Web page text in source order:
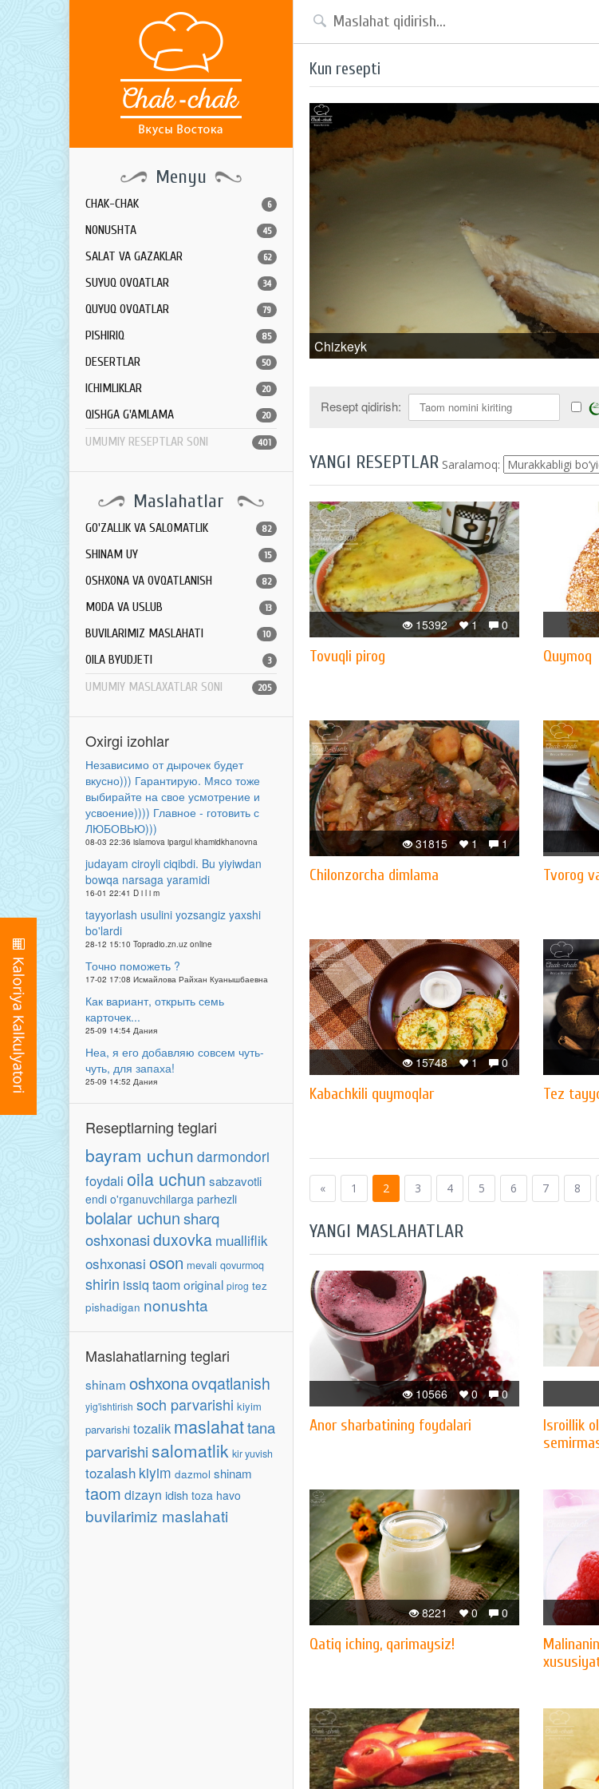
Menyu
CHAK-CHAK 6
NONUSHTA 45
SALAT VA GAZAKLAR 62
SUYUQ OVQATLAR 34
QUYUQ OVQATLAR 79
PISHIRIQ 85
DESERTLAR 50
ICHIMLIKLAR 20
QISHGA G'AMLAMA 20
UMUMIY RESEPTLAR SONI 401
Maslahatlar
GO'ZALLIK VA SALOMATLIK 82
SHINAM UY 15
OSHXONA VA OVQATLANISH 82
MODA VA USLUB 13
BUVILARIMIZ MASLAHATI 10
OILA BYUDJETI 3
UMUMIY MASLAXATLAR SONI 205
Oxirgi izohlar
Независимо от дырочек будет
вкусно))) Гарантирую. Мясо тоже
выбирайте на свое усмотрение и
усвоение)))) Главное - готовить с
ЛЮБОВЬЮ)))
08-03 22:36 islamova ipargul khamidkhanovna
judayam ciroyli ciqibdi. Bu yiyiwdan
bowqa narsaga yaramidi
16-01 22:41 D i l i m
tayyorlash usulini yozsangiz yaxshi
bo'lardi
28-12 15:10 Topradio.zn.uz online
Точно поможеть ?
17-02 17:08 Исмайлова Райхан Куанышбаевна
Как вариант, открыть семь
карточек...
25-09 14:54 Дания
Неа, я его добавляю совсем чуть-
чуть, для запаха!
25-09 14:52 Дания
Reseptlarning teglari
bayram uchun darmondori
foydali oila uchun sabzavotli
endi o'rganuvchilarga parhezli
bolalar uchunsharq
oshxonasiduxovka mualliflik
oshxonasi oson mevali qovurmoq
shirin issiq taomoriginal pirog tez
pishadigan nonushta
Maslahatlarning teglari
shinam oshxonaovqatlanish
yig'ishtirish soch parvarishi kiyim
parvarishi tozalik maslahattana
parvarishisalomatlik kir yuvish
tozalash kiyim dazmol shinam
taom dizayn idish toza havo
buvilarimiz maslahati
Kun resepti
Chizkeyk
Resept qidirish:
YANGI RESEPTLAR Saralamoq:
0
1
15392
Tovuqli pirog Quymoq
1
1
31815
Chilonzorcha dimlama Tvorog
0
1
15748
Kabachkili quymoqlar Tez
« 1 2 3 4 5 6 7 8
YANGI MASLAHATLAR
0
0
10566
Anor sharbatining foydalari
Isroillik
0
0
8221
Qatiq iching, qarimaysiz!